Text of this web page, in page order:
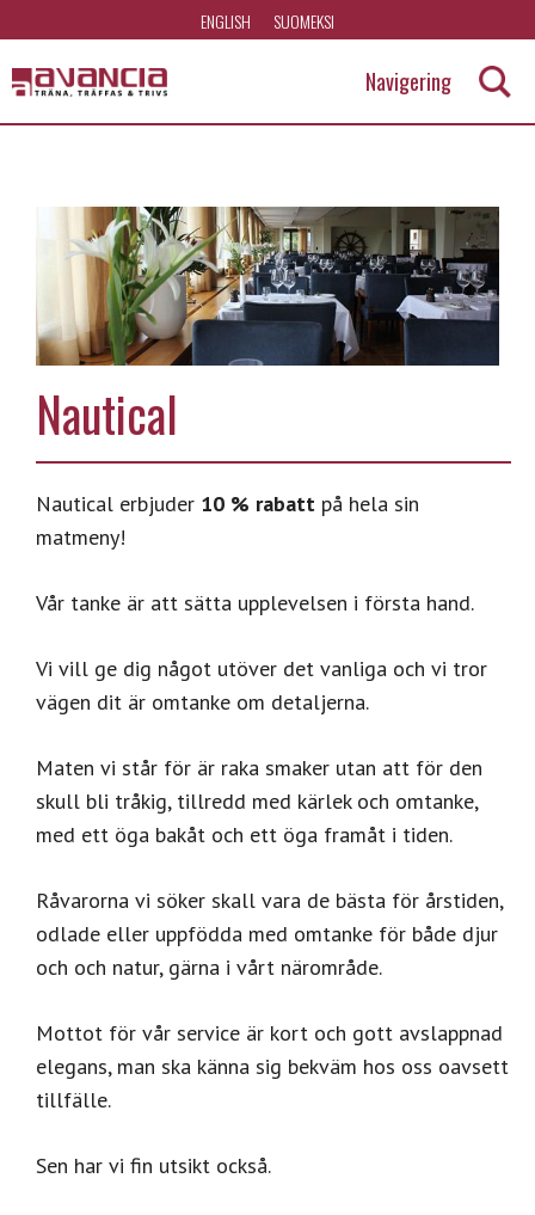
Hoppa
huvudinnehåll
ENGLISH SUOMEKSI
A
Navigering
Nautical
Nautical erbjuder 10 % rabatt på hela sin
matmeny!
Vår tanke är att sätta upplevelsen i första hand.
Vi vill ge dig något utöver det vanliga och vi tror
vägen dit är omtanke om detaljerna.
Maten vi står för är raka smaker utan att för den
skull bli tråkig, tillredd med kärlek och omtanke,
med ett öga bakåt och ett öga framåt i tiden.
Råvarorna vi söker skall vara de bästa för årstiden,
odlade eller uppfödda med omtanke för både djur
och och natur, gärna i vårt närområde.
Mottot för vår service är kort och gott avslappnad
elegans, man ska känna sig bekväm hos oss oavsett
tillfälle.
Sen har vi fin utsikt också.